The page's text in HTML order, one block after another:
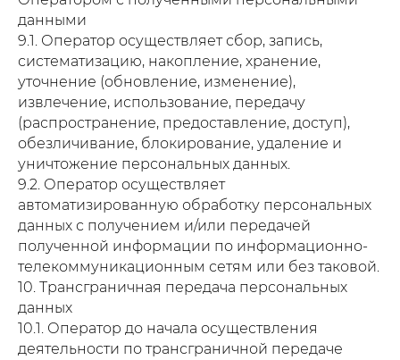
данными
9.1. Оператор осуществляет сбор, запись,
систематизацию, накопление, хранение,
уточнение (обновление, изменение),
извлечение, использование, передачу
(распространение, предоставление, доступ),
обезличивание, блокирование, удаление и
уничтожение персональных данных.
9.2. Оператор осуществляет
автоматизированную обработку персональных
данных с получением и/или передачей
полученной информации по информационно-
телекоммуникационным сетям или без таковой.
10. Трансграничная передача персональных
данных
10.1. Оператор до начала осуществления
деятельности по трансграничной передаче
Главная
Ассортимент
Ритуальные товары
Гробы
Венки
Кресты
Таблички
Благоустройство
Аксессуары
Транспортировка
Кремация
Хранение тела в морге
Ритуальный зал
Оформление документов
Организация похорон
Услуги
Бальзамирование
Груз 200